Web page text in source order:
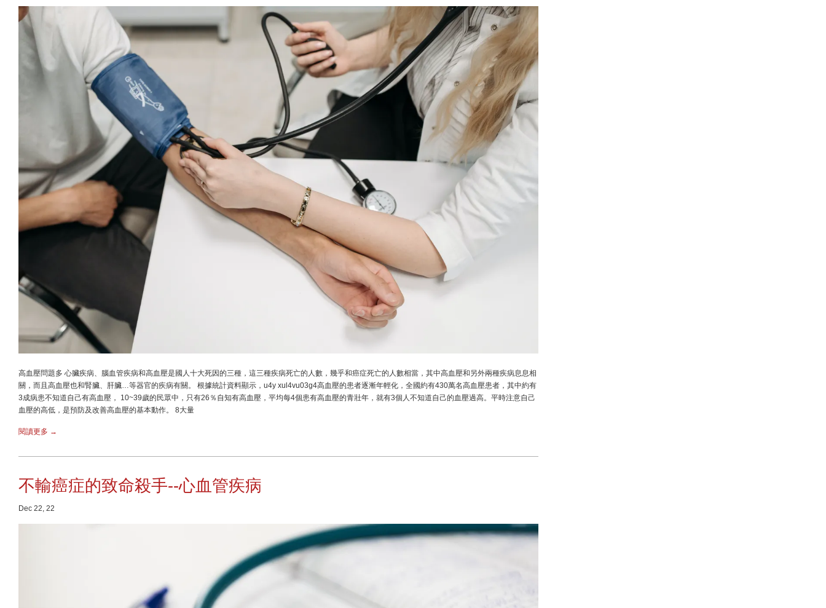
高血壓問題多 心臟疾病、腦血管疾病和高血壓是國人十大死因的三種，這三種疾病死亡的人數，幾乎和癌症死亡的人數相當，其中高血壓和另外兩種疾病息息相
關，而且高血壓也和腎臟、肝臟…等器官的疾病有關。 根據統計資料顯示，u4y xul4vu03g4高血壓的患者逐漸年輕化，全國約有430萬名高血壓患者，其中約有
3成病患不知道自己有高血壓， 10~39歲的民眾中，只有26％自知有高血壓，平均每4個患有高血壓的青壯年，就有3個人不知道自己的血壓過高。平時注意自己
血壓的高低，是預防及改善高血壓的基本動作。 8大量
閱讀更多 →
不輸癌症的致命殺手--心血管疾病
Dec 22, 22